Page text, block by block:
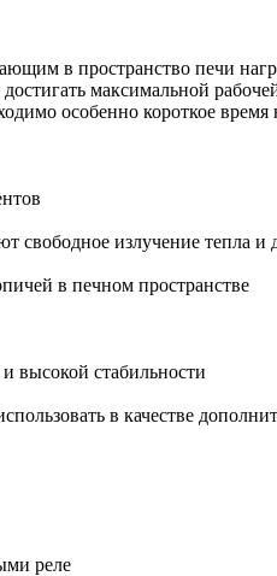
в пространство печи
максимальной
особенно короткое время
свободное излучение тепла и
в печном пространстве
высокой стабильности
в качестве
реле